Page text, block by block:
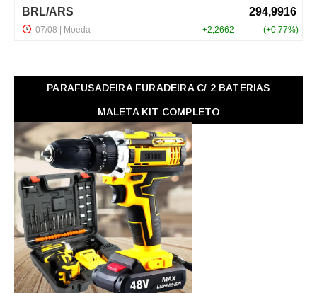
PARAFUSADEIRA FURADEIRA C/ 2 BATERIAS
MALETA KIT COMPLETO